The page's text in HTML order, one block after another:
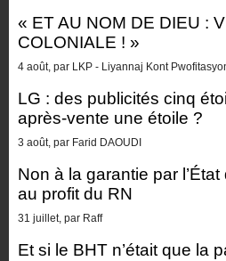
« ET AU NOM DE DIEU :
COLONIALE ! »
4 août, par LKP - Liyannaj Kont
LG : des publicités cinq
après-vente une étoile ?
3 août, par Farid DAOUDI
Non à la garantie par l’État
au profit du RN
31 juillet, par Raff
Et si le BHT n’était que la